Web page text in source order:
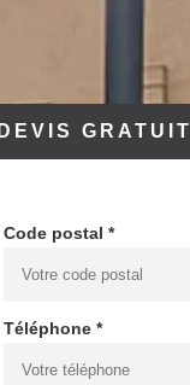
GRATUIT
Code postal *
Téléphone *